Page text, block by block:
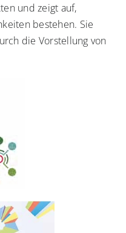
und zeigt auf,
bestehen. Sie
die Vorstellung von